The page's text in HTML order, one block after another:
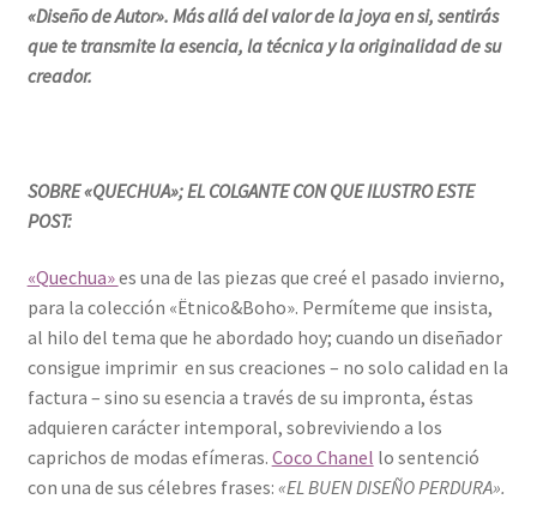
«Diseño de Autor». Más allá del valor de la joya en si, sentirás
que te transmite la esencia, la técnica y la originalidad de su
creador.
SOBRE «QUECHUA»; EL COLGANTE CON QUE ILUSTRO ESTE
POST:
«Quechua»es una de las piezas que creé el pasado invierno,
para la colección «Ëtnico&Boho». Permíteme que insista,
al hilo del tema que he abordado hoy; cuando un diseñador
consigue imprimir en sus creaciones – no solo calidad en la
factura – sino su esencia a través de su impronta, éstas
adquieren carácter intemporal, sobreviviendo a los
caprichos de modas efímeras. Coco Chanel lo sentenció
con una de sus célebres frases: «EL BUEN DISEÑO PERDURA».